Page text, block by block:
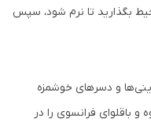
بگذارید تا نرم شود، سپس
و دسرهای خوشمزه
و باقلوای فرانسوی را در